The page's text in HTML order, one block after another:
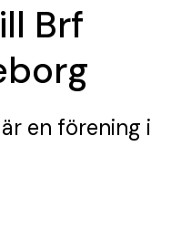
Brf
är en förening i